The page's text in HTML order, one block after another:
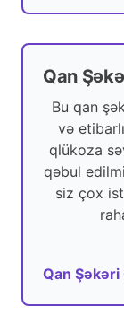
Qan
Bu qan
və
qlükoza
qəbul
siz çox
Qan